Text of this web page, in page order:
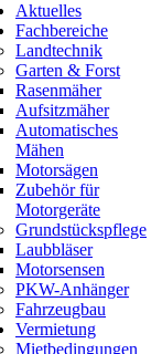
Aktuelles
Fachbereiche
Landtechnik
Garten & Forst
Rasenmäher
Aufsitzmäher
Automatisches
Mähen
Motorsägen
Zubehör für
Motorgeräte
Grundstückspflege
Laubbläser
Motorsensen
PKW-Anhänger
Fahrzeugbau
Vermietung
Mietbedingungen